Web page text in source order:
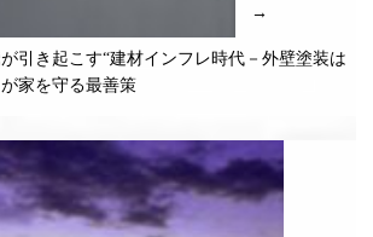
→
引き起こす“建材インフレ時代－外壁塗装は
家を守る最善策